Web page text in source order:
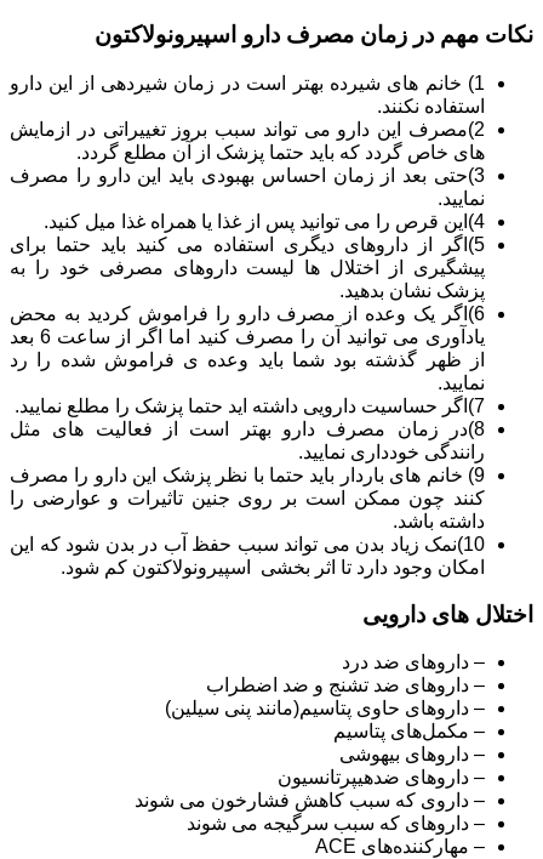
نکات مهم در زمان مصرف دارو اسپیرونولاکتون
1) خانم های شیرده بهتر است در زمان شیردهی از این دارو
استفاده نکنند.
2)مصرف این دارو می تواند سبب بروز تغییراتی در ازمایش
های خاص گردد که باید حتما پزشک از آن مطلع گردد.
3)حتی بعد از زمان احساس بهبودی باید این دارو را مصرف
نمایید.
4)این قرص را می توانید پس از غذا یا همراه غذا میل کنید.
5)اگر از داروهای دیگری استفاده می کنید باید حتما برای
پیشگیری از اختلال ها لیست داروهای مصرفی خود را به
پزشک نشان بدهید.
6)اگر یک وعده از مصرف دارو را فراموش کردید به محض
یادآوری می توانید آن را مصرف کنید اما اگر از ساعت 6 بعد
از ظهر گذشته بود شما باید وعده ی فراموش شده را رد
نمایید.
7)اگر حساسیت دارویی داشته اید حتما پزشک را مطلع نمایید.
8)در زمان مصرف دارو بهتر است از فعالیت های مثل
رانندگی خودداری نمایید.
9) خانم های باردار باید حتما با نظر پزشک این دارو را مصرف
کنند چون ممکن است بر روی جنین تاثیرات و عوارضی را
داشته باشد.
10)نمک زیاد بدن می تواند سبب حفظ آب در بدن شود که این
امکان وجود دارد تا اثر بخشی اسپیرونولاکتون کم شود.
اختلال های دارویی
– داروهای ضد درد
– داروهای ضد تشنج و ضد اضطراب
– داروهای حاوی پتاسیم(مانند پنی سیلین)
– مکمل‌های پتاسیم
– داروهای بیهوشی
– داروهای ضدهیپرتانسیون
– داروی که سبب کاهش فشارخون می شوند
– داروهای که سبب سرگیجه می شوند
– مهارکننده‌های ACE